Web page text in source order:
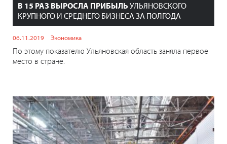
В 15 РАЗ ВЫРОСЛА ПРИБЫЛЬ УЛЬЯНОВСКОГО
КРУПНОГО И СРЕДНЕГО БИЗНЕСА ЗА ПОЛГОДА
06.11.2019 Экономика
По этому показателю Ульяновская область заняла первое
место в стране.